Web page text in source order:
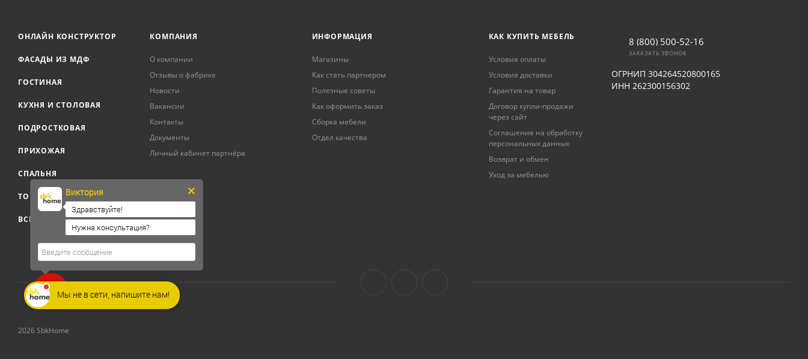
ОНЛАЙН КОНСТРУКТОР
ФАСАДЫ ИЗ МДФ
ГОСТИНАЯ
КУХНЯ И СТОЛОВАЯ
ПОДРОСТКОВАЯ
ПРИХОЖАЯ
СПАЛЬНЯ
ТОВАРЫ ДЛЯ ДОМА
ВСЕ ТОВАРЫ
КОМПАНИЯ
О компании
Отзывы о фабрике
Новости
Вакансии
Контакты
Документы
Личный кабинет партнёра
ИНФОРМАЦИЯ
Магазины
Как стать партнером
Полезные советы
Как оформить заказ
Сборка мебели
Отдел качества
КАК КУПИТЬ МЕБЕЛЬ
Условия оплаты
Условия доставки
Гарантия на товар
Договор купли-продажи
через сайт
Соглашение на обработку
персональных данных
Возврат и обмен
Уход за мебелью
8 (800) 500-52-16
ЗАКАЗАТЬ ЗВОНОК
ОГРНИП 304264520800165
ИНН 262300156302
2026 SbkHome
Закажите
звонок!Мы не в сети, напишите нам!
Виктория
Здравствуйте!
Нужна консультация?